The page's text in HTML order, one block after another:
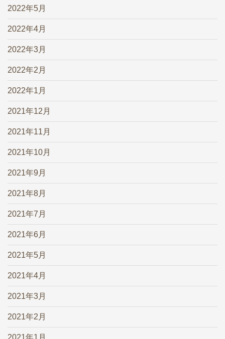
2022年5月
2022年4月
2022年3月
2022年2月
2022年1月
2021年12月
2021年11月
2021年10月
2021年9月
2021年8月
2021年7月
2021年6月
2021年5月
2021年4月
2021年3月
2021年2月
2021年1月